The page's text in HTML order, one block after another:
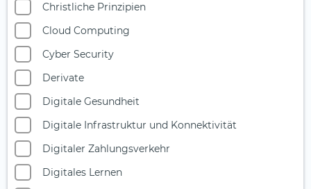
Christliche Prinzipien
Cloud Computing
Cyber Security
Derivate
Digitale Gesundheit
Digitale Infrastruktur und Konnektivität
Digitaler Zahlungsverkehr
Digitales Lernen